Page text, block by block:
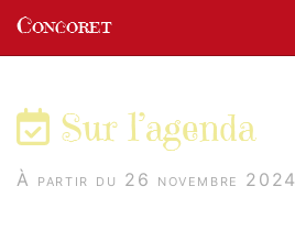
Concoret
Sur l’agenda
À partir du 26 novembre 2024
Panneau de gestion des cookies